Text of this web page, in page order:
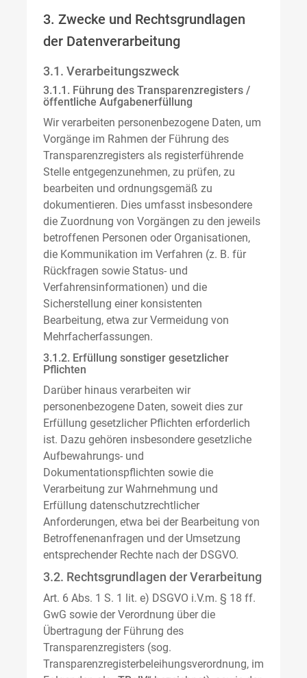
3. Zwecke und Rechtsgrundlagen
der Datenverarbeitung
3.1. Verarbeitungszweck
3.1.1. Führung des Transparenzregisters /
öffentliche Aufgabenerfüllung
Wir verarbeiten personenbezogene Daten, um
Vorgänge im Rahmen der Führung des
Transparenzregisters als registerführende
Stelle entgegenzunehmen, zu prüfen, zu
bearbeiten und ordnungsgemäß zu
dokumentieren. Dies umfasst insbesondere
die Zuordnung von Vorgängen zu den jeweils
betroffenen Personen oder Organisationen,
die Kommunikation im Verfahren (z. B. für
Rückfragen sowie Status- und
Verfahrensinformationen) und die
Sicherstellung einer konsistenten
Bearbeitung, etwa zur Vermeidung von
Mehrfacherfassungen.
3.1.2. Erfüllung sonstiger gesetzlicher
Pflichten
Darüber hinaus verarbeiten wir
personenbezogene Daten, soweit dies zur
Erfüllung gesetzlicher Pflichten erforderlich
ist. Dazu gehören insbesondere gesetzliche
Aufbewahrungs- und
Dokumentationspflichten sowie die
Verarbeitung zur Wahrnehmung und
Erfüllung datenschutzrechtlicher
Anforderungen, etwa bei der Bearbeitung von
Betroffenenanfragen und der Umsetzung
entsprechender Rechte nach der DSGVO.
3.2. Rechtsgrundlagen der Verarbeitung
Art. 6 Abs. 1 S. 1 lit. e) DSGVO i.V.m. § 18 ff.
GwG sowie der Verordnung über die
Übertragung der Führung des
Transparenzregisters (sog.
Transparenzregisterbeleihungsverordnung, im